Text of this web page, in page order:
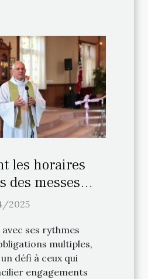
les horaires
des messes
la pratique
2025
ses rythmes
multiples,
défi à ceux qui
engagements